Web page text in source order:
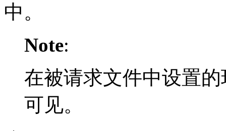
中。
Note:
在被请求文件中设置
可见。